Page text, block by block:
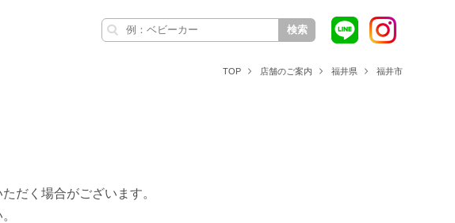
検索
TOP 店舗のご案内 福井県 福井市
だく場合がございます。